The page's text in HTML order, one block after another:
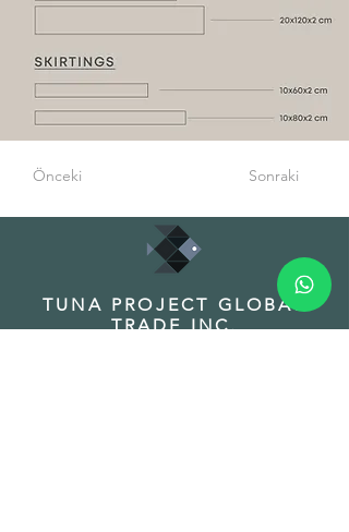
Önceki Sonraki
TUNA PROJECT GLOBAL
TRADE INC.